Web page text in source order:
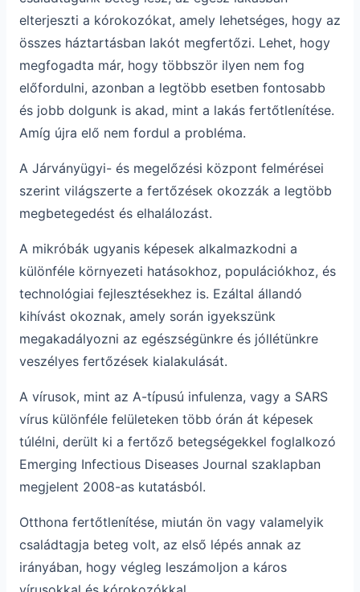
elterjeszti a kórokozókat, amely lehetséges, hogy az
összes háztartásban lakót megfertőzi. Lehet, hogy
megfogadta már, hogy többször ilyen nem fog
előfordulni, azonban a legtöbb esetben fontosabb
és jobb dolgunk is akad, mint a lakás fertőtlenítése.
Amíg újra elő nem fordul a probléma.
A Járványügyi- és megelőzési központ felmérései
szerint világszerte a fertőzések okozzák a legtöbb
megbetegedést és elhalálozást.
A mikróbák ugyanis képesek alkalmazkodni a
különféle környezeti hatásokhoz, populációkhoz, és
technológiai fejlesztésekhez is. Ezáltal állandó
kihívást okoznak, amely során igyekszünk
megakadályozni az egészségünkre és jóllétünkre
veszélyes fertőzések kialakulását.
A vírusok, mint az A-típusú infulenza, vagy a SARS
vírus különféle felületeken több órán át képesek
túlélni, derült ki a fertőző betegségekkel foglalkozó
Emerging Infectious Diseases Journal szaklapban
megjelent 2008-as kutatásból.
Otthona fertőtlenítése, miután ön vagy valamelyik
családtagja beteg volt, az első lépés annak az
irányában, hogy végleg leszámoljon a káros